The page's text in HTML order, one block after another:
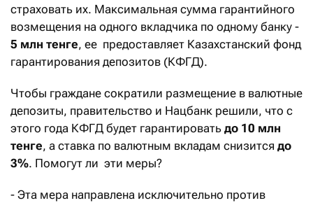
страховать их. Максимальная сумма гарантийного
возмещения на одного вкладчика по одному банку -
5 млн тенге, ее предоставляет Казахстанский фонд
гарантирования депозитов (КФГД).
Чтобы граждане сократили размещение в валютные
депозиты, правительство и Нацбанк решили, что с
этого года КФГД будет гарантировать до 10 млн
тенге, а ставка по валютным вкладам снизится до
3%. Помогут ли эти меры?
- Эта мера направлена исключительно против